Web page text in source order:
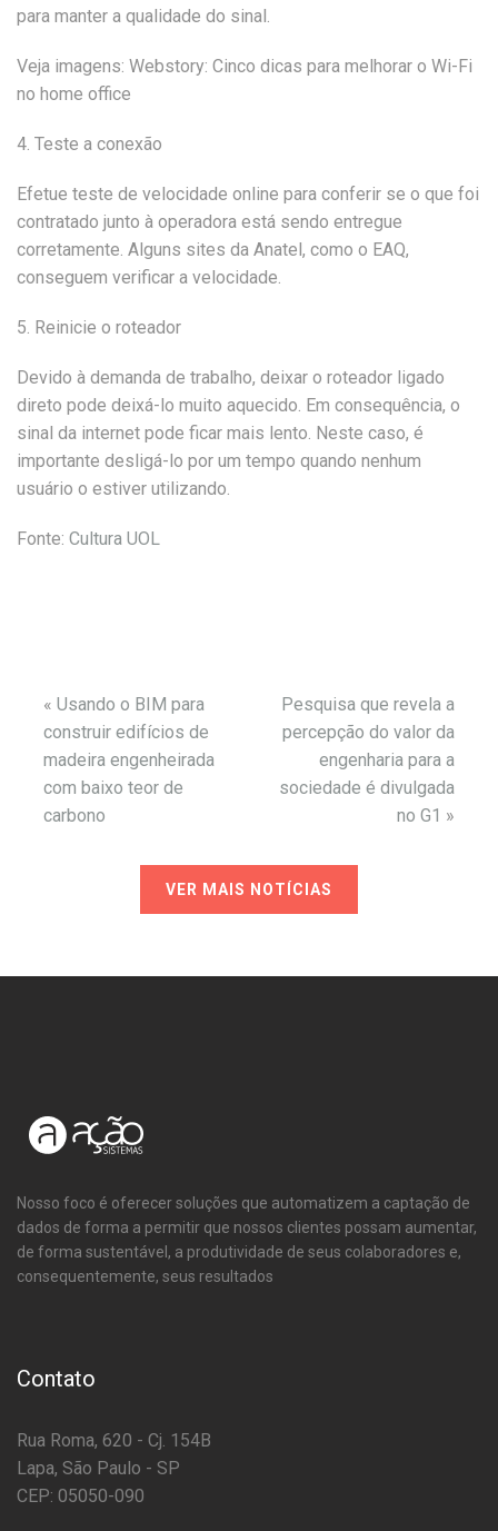
para manter a qualidade do sinal.
Veja imagens: Webstory: Cinco dicas para melhorar o Wi-Fi
no home office
4. Teste a conexão
Efetue teste de velocidade online para conferir se o que foi
contratado junto à operadora está sendo entregue
corretamente. Alguns sites da Anatel, como o EAQ,
conseguem verificar a velocidade.
5. Reinicie o roteador
Devido à demanda de trabalho, deixar o roteador ligado
direto pode deixá-lo muito aquecido. Em consequência, o
sinal da internet pode ficar mais lento. Neste caso, é
importante desligá-lo por um tempo quando nenhum
usuário o estiver utilizando.
Fonte: Cultura UOL
« Usando o BIM para
construir edifícios de
madeira engenheirada
com baixo teor de
carbono
Pesquisa que revela a
percepção do valor da
engenharia para a
sociedade é divulgada
no G1 »
VER MAIS NOTÍCIAS
Nosso foco é oferecer soluções que automatizem a captação de
dados de forma a permitir que nossos clientes possam aumentar,
de forma sustentável, a produtividade de seus colaboradores e,
consequentemente, seus resultados
Contato
Rua Roma, 620 - Cj. 154B
Lapa, São Paulo - SP
CEP: 05050-090